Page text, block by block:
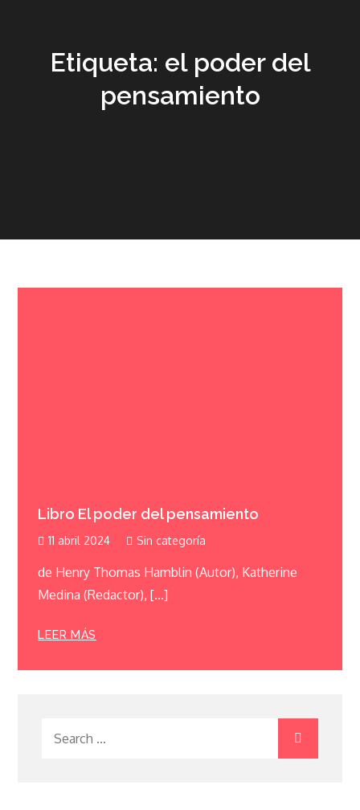
Etiqueta: el poder del
pensamiento
Libro El poder del pensamiento
11 abril 2024 Sin categoría
de Henry Thomas Hamblin (Autor), Katherine
Medina (Redactor), […]
LEER MÁS